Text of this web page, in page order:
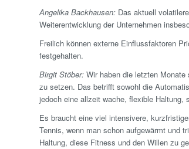
Angelika Backhausen: Das aktuell
Weiterentwicklung der Unternehmen
Freilich können externe Einfluss­faktoren
festgehalten.
Birgit Stöber: Wir haben die letzten
zu setzen. Das betrifft sowohl die
jedoch eine allzeit wache, flexible Haltung,
Es braucht eine viel intensivere,
Tennis, wenn man schon aufgewärmt und
Haltung, diese Fitness und den Willen zu